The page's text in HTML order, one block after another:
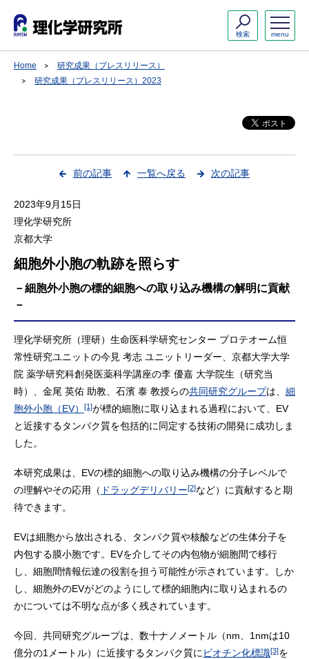
menu
検索
Home
研究成果（プレスリリース）
研究成果（プレスリリース）2023
前の記事 一覧へ戻る 次の記事
2023年9月15日
理化学研究所
京都大学
細胞外小胞の軌跡を照らす
－細胞外小胞の標的細胞への取り込み機構の解明に貢献
－
理化学研究所（理研）生命医科学研究センター プロテオーム恒
常性研究ユニットの今見 考志 ユニットリーダー、京都大学大学
院 薬学研究科創発医薬科学講座の李 優嘉 大学院生（研究当
時）、金尾 英佑 助教、石濱 泰 教授らの共同研究グループは、 細
胞外小胞（EV）
[1]が標的細胞に取り込まれる過程において、EV
と近接するタンパク質を包括的に同定する技術の開発に成功しま
した。
本研究成果は、EVの標的細胞への取り込み機構の分子レベルで
の理解やその応用（ ドラッグデリバリー[2]など）に貢献すると期
待できます。
EVは細胞から放出される、タンパク質や核酸などの生体分子を
内包する膜小胞です。EVを介してその内包物が細胞間で移行
し、細胞間情報伝達の役割を担う可能性が示されています。しか
し、細胞外のEVがどのようにして標的細胞内に取り込まれるの
かについては不明な点が多く残されています。
今回、共同研究グループは、数十ナノメートル（nm、1nmは10
億分の1メートル）に近接するタンパク質に ビオチン化標識[3]を